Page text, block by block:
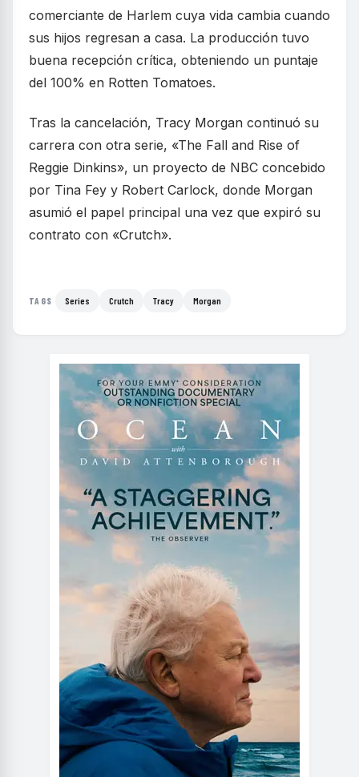
comerciante de Harlem cuya vida cambia cuando
sus hijos regresan a casa. La producción tuvo
buena recepción crítica, obteniendo un puntaje
del 100% en Rotten Tomatoes.
Tras la cancelación, Tracy Morgan continuó su
carrera con otra serie, «The Fall and Rise of
Reggie Dinkins», un proyecto de NBC concebido
por Tina Fey y Robert Carlock, donde Morgan
asumió el papel principal una vez que expiró su
contrato con «Crutch».
TAGS Series Crutch Tracy Morgan